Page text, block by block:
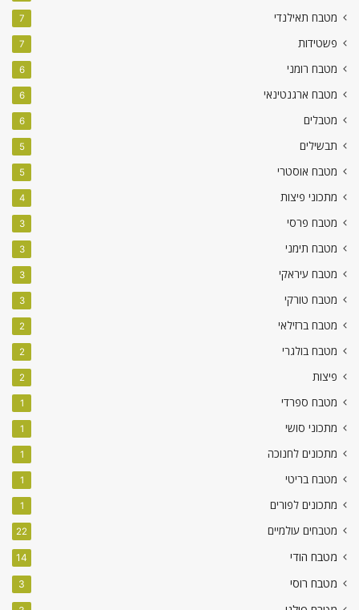
מטבח תאילנדי 7
פשטידות 7
מטבח רומני 6
מטבח ארגנטינאי 6
מטבלים 6
תבשילים 5
מטבח אוסטרי 5
מתכוני פיצות 4
מטבח פרסי 3
מטבח תימני 3
מטבח עיראקי 3
מטבח טורקי 3
מטבח ברזילאי 2
מטבח בולגרי 2
פיצות 2
מטבח ספרדי 1
מתכוני סושי 1
מתכונים לחנוכה 1
מטבח בריטי 1
מתכונים לפורים 1
מטבחים עולמיים 22
מטבח הודי 14
מטבח רוסי 3